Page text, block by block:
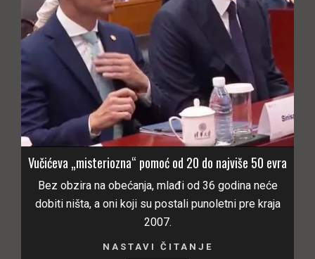
Vučićeva „misteriozna“ pomoć od 20 do najviše 50 evra
Bez obzira na obećanja, mlađi od 36 godina neće
dobiti ništa, a oni koji su postali punoletni pre kraja
2007.
NASTAVI ČITANJE